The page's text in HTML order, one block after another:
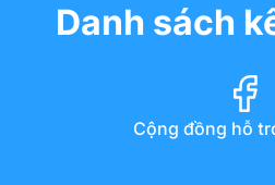
Danh sách
Cộng đồng hỗ